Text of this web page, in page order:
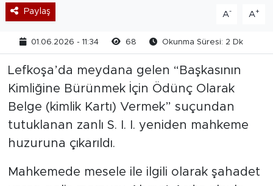
Paylaş A- A+
01.06.2026 - 11:34 68 Okunma Süresi: 2 Dk
Lefkoşa’da meydana gelen “Başkasının
Kimliğine Bürünmek İçin Ödünç Olarak
Belge (kimlik Kartı) Vermek” suçundan
tutuklanan zanlı S. I. I. yeniden mahkeme
huzuruna çıkarıldı.
Mahkemede mesele ile ilgili olarak şahadet